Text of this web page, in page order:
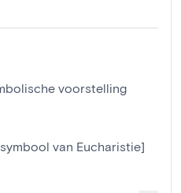
voorstelling
van Eucharistie]